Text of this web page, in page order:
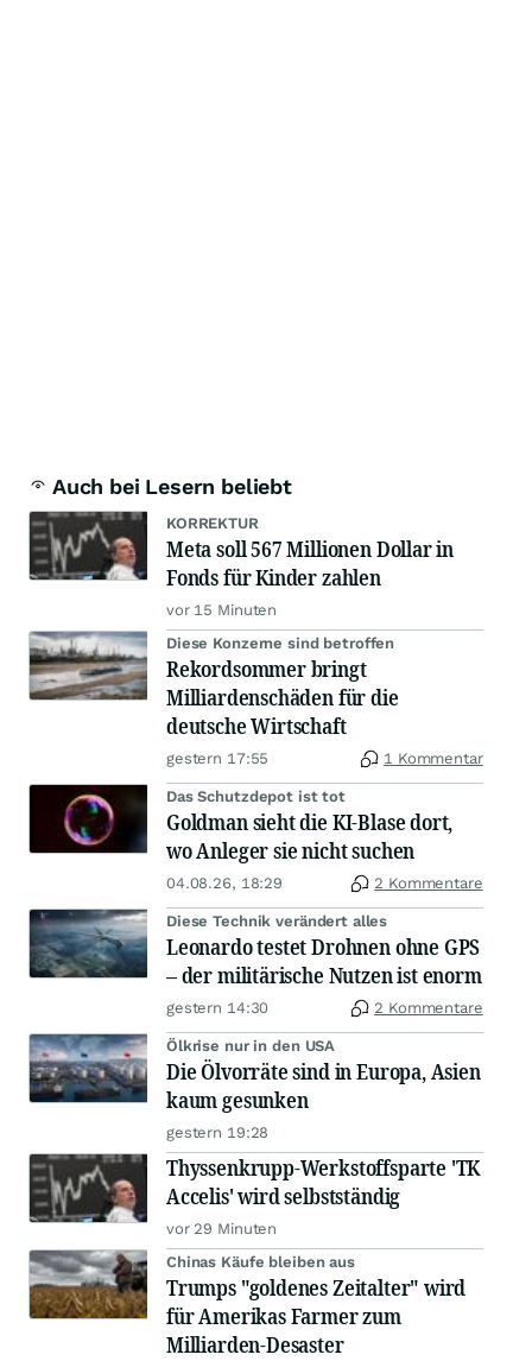
Auch bei Lesern beliebt
KORREKTUR
Meta soll 567 Millionen Dollar in
Fonds für Kinder zahlen
vor 15 Minuten
Diese Konzerne sind betroffen
Rekordsommer bringt
Milliardenschäden für die
deutsche Wirtschaft
gestern 17:55 1 Kommentar
Das Schutzdepot ist tot
Goldman sieht die KI-Blase dort,
wo Anleger sie nicht suchen
04.08.26, 18:29 2 Kommentare
Diese Technik verändert alles
Leonardo testet Drohnen ohne GPS
– der militärische Nutzen ist enorm
gestern 14:30 2 Kommentare
Ölkrise nur in den USA
Die Ölvorräte sind in Europa, Asien
kaum gesunken
gestern 19:28
Thyssenkrupp-Werkstoffsparte 'TK
Accelis' wird selbstständig
vor 29 Minuten
Chinas Käufe bleiben aus
Trumps "goldenes Zeitalter" wird
für Amerikas Farmer zum
Milliarden-Desaster